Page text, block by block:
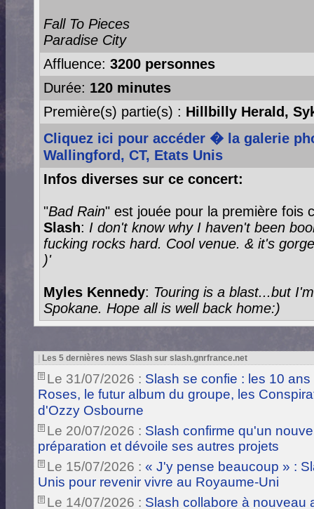
Fall To Pieces
Paradise City
Affluence: 3200 personnes
Durée: 120 minutes
Première(s) partie(s) : Hillbilly Herald,
Cliquez ici pour accéder � la galerie
Wallingford, CT, Etats Unis
Infos diverses sur ce concert:
"Bad Rain" est jouée pour la première fois
Slash: I don't know why I haven't been
fucking rocks hard. Cool venue. & it's
)'
Myles Kennedy: Touring is a blast...but
Spokane. Hope all is well back home:)
Les 5 dernières news Slash sur slash.gnrfrance.net
Le 31/07/2026 : Slash se confie : les 10
Roses, le futur album du groupe, les
d'Ozzy Osbourne
Le 20/07/2026 : Slash confirme qu'un
préparation et dévoile ses autres projets
Le 15/07/2026 : « J'y pense beaucoup » :
Unis pour revenir vivre au Royaume-Uni
Le 14/07/2026 : Slash collabore à nouveau